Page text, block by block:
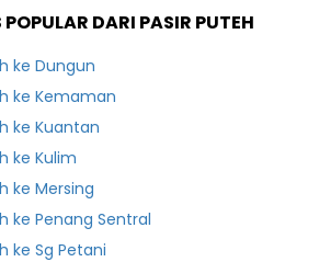
DARI PASIR PUTEH
ke Dungun
ke Kemaman
ke Kuantan
ke Kulim
ke Mersing
ke Penang Sentral
ke Sg Petani